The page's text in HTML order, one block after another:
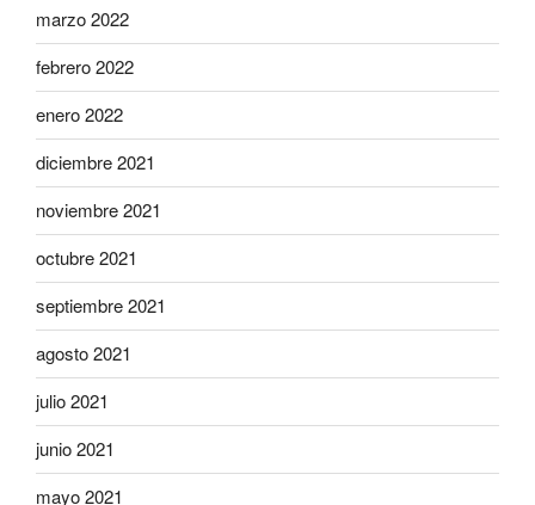
marzo 2022
febrero 2022
enero 2022
diciembre 2021
noviembre 2021
octubre 2021
septiembre 2021
agosto 2021
julio 2021
junio 2021
mayo 2021